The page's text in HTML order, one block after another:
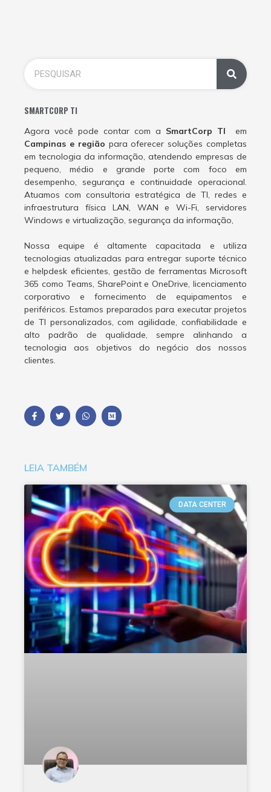
SMARTCORP TI
Agora você pode contar com a SmartCorp TI em
Campinas e região para oferecer soluções completas
em tecnologia da informação, atendendo empresas de
pequeno, médio e grande porte com foco em
desempenho, segurança e continuidade operacional.
Atuamos com consultoria estratégica de TI, redes e
infraestrutura física LAN, WAN e Wi-Fi, servidores
Windows e virtualização, segurança da informação,
Nossa equipe é altamente capacitada e utiliza
tecnologias atualizadas para entregar suporte técnico
e helpdesk eficientes, gestão de ferramentas Microsoft
365 como Teams, SharePoint e OneDrive, licenciamento
corporativo e fornecimento de equipamentos e
periféricos. Estamos preparados para executar projetos
de TI personalizados, com agilidade, confiabilidade e
alto padrão de qualidade, sempre alinhando a
tecnologia aos objetivos do negócio dos nossos
clientes.
LEIA TAMBÉM
DATA CENTER